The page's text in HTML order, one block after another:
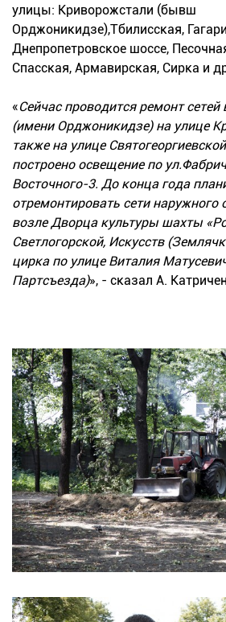
улицы: Криворожстали (бывш
Орджоникидзе),Тбилисская,
Днепропетровское шоссе,
Спасская, Армавирская, Сирка и
«Сейчас проводится ремонт сетей
(имени Орджоникидзе) на улице
также на улице Святогеоргиевско
построено освещение по
Восточного-3. До конца года
отремонтировать сети наружного
возле Дворца культуры шахты
Светлогорской, Искусств
цирка по улице Виталия
Партсъезда)», - сказал А.